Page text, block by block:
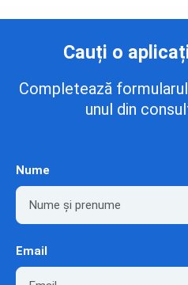
Cauți o
Completează
unul din
Nume
Email